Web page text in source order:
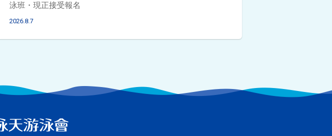
泳班・現正接受報名
2026.8.7